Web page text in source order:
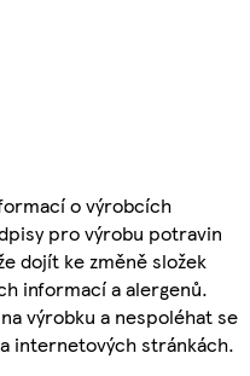
o výrobcích
pro výrobu potravin
dojít ke změně složek
informací a alergenů.
výrobku a nespoléhat se
internetových stránkách.